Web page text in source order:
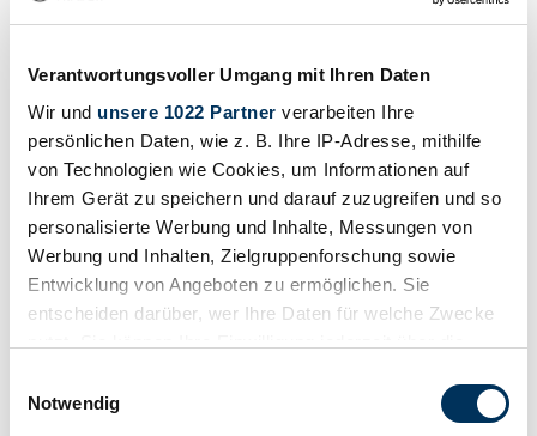
Verantwortungsvoller Umgang mit Ihren Daten
Wir und unsere 1022 Partner verarbeiten Ihre
persönlichen Daten, wie z. B. Ihre IP-Adresse, mithilfe
von Technologien wie Cookies, um Informationen auf
Ihrem Gerät zu speichern und darauf zuzugreifen und so
personalisierte Werbung und Inhalte, Messungen von
Werbung und Inhalten, Zielgruppenforschung sowie
Entwicklung von Angeboten zu ermöglichen. Sie
entscheiden darüber, wer Ihre Daten für welche Zwecke
Trigger Symbol ändern oder widerrufen
Notwendig
Bauart
Tourer
Tachostand (abgelesen)
Leistung (kW/PS)
1 / 1